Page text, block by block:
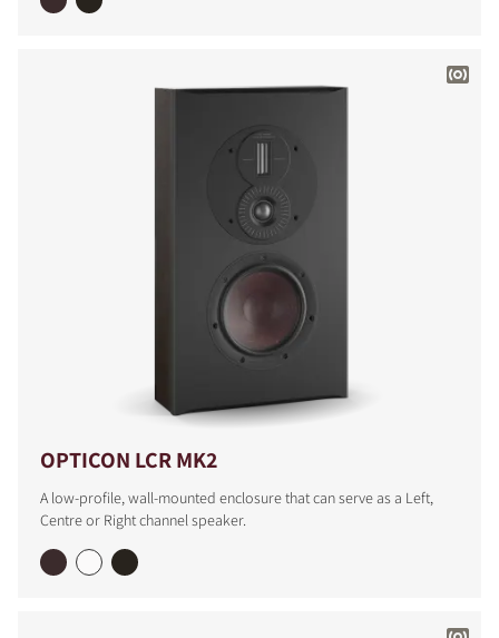
OPTICON LCR MK2
A low-profile, wall-mounted enclosure that can serve as a Left,
Centre or Right channel speaker.